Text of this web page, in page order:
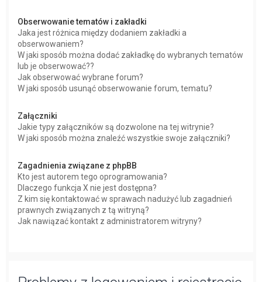
Obserwowanie tematów i zakładki
Jaka jest różnica między dodaniem zakładki a
obserwowaniem?
W jaki sposób można dodać zakładkę do wybranych tematów
lub je obserwować??
Jak obserwować wybrane forum?
W jaki sposób usunąć obserwowanie forum, tematu?
Załączniki
Jakie typy załączników są dozwolone na tej witrynie?
W jaki sposób można znaleźć wszystkie swoje załączniki?
Zagadnienia związane z phpBB
Kto jest autorem tego oprogramowania?
Dlaczego funkcja X nie jest dostępna?
Z kim się kontaktować w sprawach nadużyć lub zagadnień
prawnych związanych z tą witryną?
Jak nawiązać kontakt z administratorem witryny?